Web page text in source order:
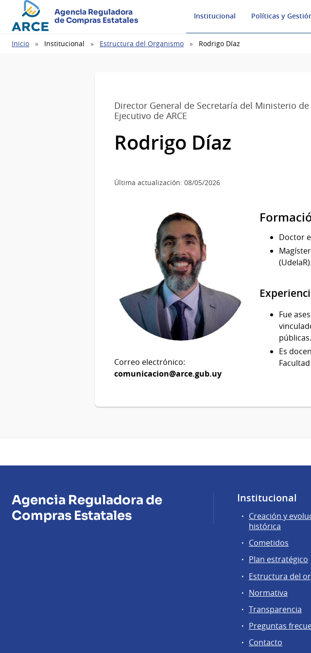
Agencia Reguladora
de Compras Estatales
Institucional Políticas y
Ruta
Inicio Institucional Estructura del Organismo Rodrigo Díaz
Director General de Secretaría del Ministerio
Ejecutivo de ARCE
Rodrigo Díaz
Última actualización: 08/05/2026
Correo electrónico:
comunicacion@arce.gub.uy
Doctor
(UdelaR).
Fue
Es
Agencia Reguladora de
Compras Estatales
Institucional
Creación y
histórica
Cometidos
Plan estratégico
Estructura del
Normativa
Transparencia
Preguntas
Contacto